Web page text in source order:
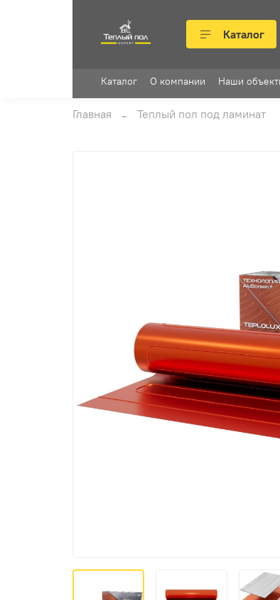
Каталог
Каталог О компании Наши
Главная Теплый пол под ламинат